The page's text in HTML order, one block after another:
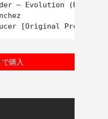
– Evolution (Roger
で購入